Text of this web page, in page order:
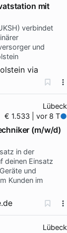
mit
verbindet
und
via
Lübeck
€ 1.533 | vor 8 T
(m/w/d)
in der
deinen Einsatz
und
Kunden im
Lübeck